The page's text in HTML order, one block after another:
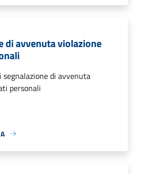
di avvenuta violazione
segnalazione di avvenuta
personali